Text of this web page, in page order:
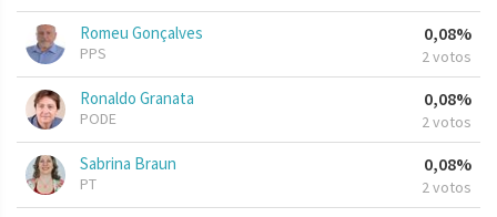
Romeu Gonçalves
PPS
0,08%
2 votos
Ronaldo Granata
PODE
0,08%
2 votos
Sabrina Braun
PT
0,08%
2 votos